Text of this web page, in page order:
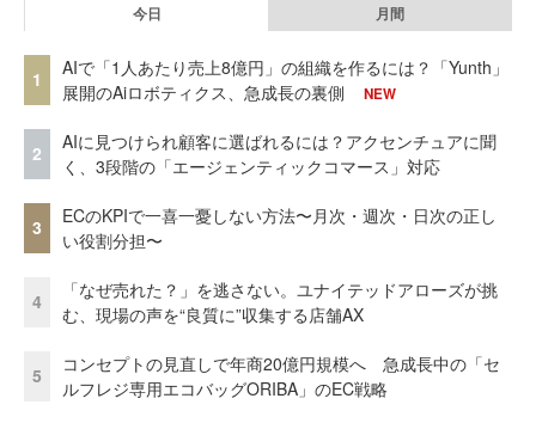
今日 月間
1
AIで「1人あたり売上8億円」の組織を作るには？「Yunth」
展開のAiロボティクス、急成長の裏側
NEW
2
AIに見つけられ顧客に選ばれるには？アクセンチュアに聞
く、3段階の「エージェンティックコマース」対応
3
ECのKPIで一喜一憂しない方法〜月次・週次・日次の正し
い役割分担〜
4
「なぜ売れた？」を逃さない。ユナイテッドアローズが挑
む、現場の声を“良質に”収集する店舗AX
5
コンセプトの見直しで年商20億円規模へ 急成長中の「セ
ルフレジ専用エコバッグORIBA」のEC戦略